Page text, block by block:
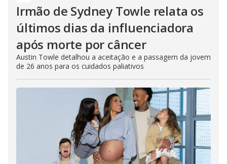
Irmão de Sydney Towle relata os
últimos dias da influenciadora
após morte por câncer
Austin Towle detalhou a aceitação e a passagem da jovem
de 26 anos para os cuidados paliativos